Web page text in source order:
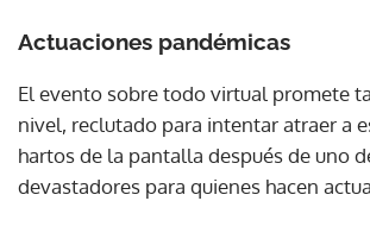
Actuaciones pandémicas
El evento sobre todo virtual promete
nivel, reclutado para intentar atraer a
hartos de la pantalla después de uno
devastadores para quienes hacen